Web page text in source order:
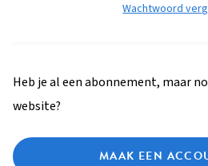
Wachtwoord
Heb je al een abonnement, maar
website?
MAAK EEN